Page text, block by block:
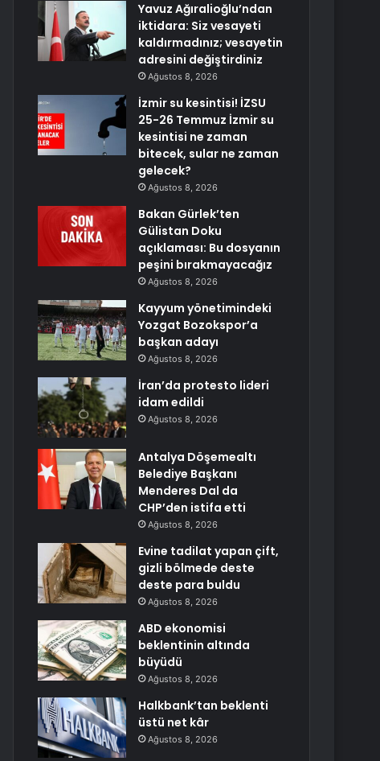
Yavuz Ağıralioğlu’ndan
iktidara: Siz vesayeti
kaldırmadınız; vesayetin
adresini değiştirdiniz
Ağustos 8, 2026
İzmir su kesintisi! İZSU
25-26 Temmuz İzmir su
kesintisi ne zaman
bitecek, sular ne zaman
gelecek?
Ağustos 8, 2026
Bakan Gürlek’ten
Gülistan Doku
açıklaması: Bu dosyanın
peşini bırakmayacağız
Ağustos 8, 2026
Kayyum yönetimindeki
Yozgat Bozokspor’a
başkan adayı
Ağustos 8, 2026
İran’da protesto lideri
idam edildi
Ağustos 8, 2026
Antalya Döşemealtı
Belediye Başkanı
Menderes Dal da
CHP’den istifa etti
Ağustos 8, 2026
Evine tadilat yapan çift,
gizli bölmede deste
deste para buldu
Ağustos 8, 2026
ABD ekonomisi
beklentinin altında
büyüdü
Ağustos 8, 2026
Halkbank’tan beklenti
üstü net kâr
Ağustos 8, 2026